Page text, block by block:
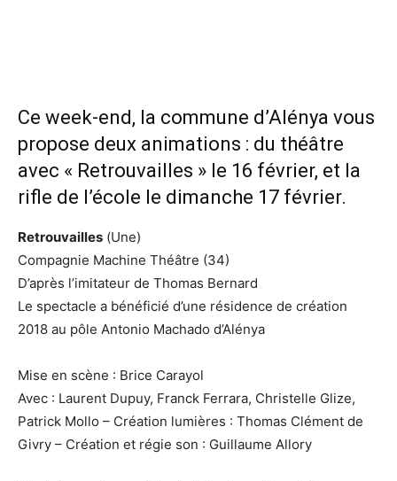
Ce week-end, la commune d’Alénya vous
propose deux animations : du théâtre
avec « Retrouvailles » le 16 février, et la
rifle de l’école le dimanche 17 février.
Retrouvailles (Une)
Compagnie Machine Théâtre (34)
D’après l’imitateur de Thomas Bernard
Le spectacle a bénéficié d’une résidence de création
2018 au pôle Antonio Machado d’Alénya
Mise en scène : Brice Carayol
Avec : Laurent Dupuy, Franck Ferrara, Christelle Glize,
Patrick Mollo – Création lumières : Thomas Clément de
Givry – Création et régie son : Guillaume Allory